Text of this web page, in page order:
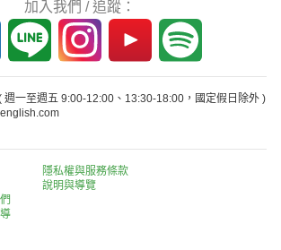
加入我們 / 追蹤：
週一至週五 9:00-12:00、13:30-18:00，國定假日除外 )
隱私權與服務條款
說明與導覽